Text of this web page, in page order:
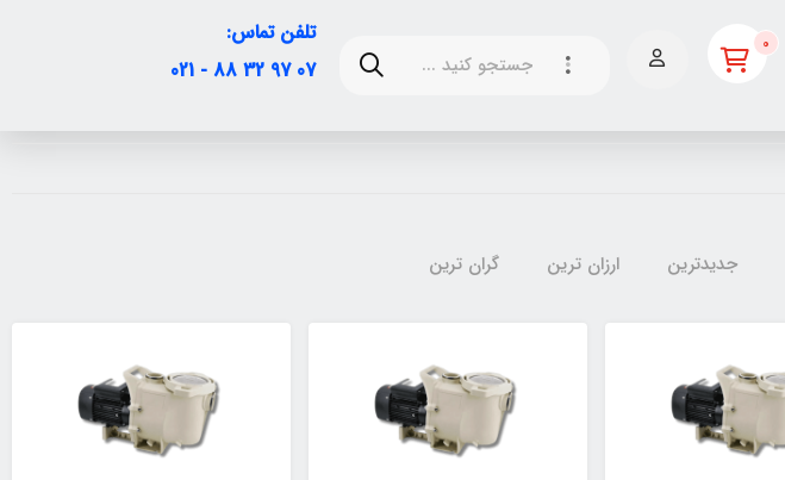
0
تلفن تماس:
07 97 32 88 - 021
جدیدترین ارزان ترین گران ترین